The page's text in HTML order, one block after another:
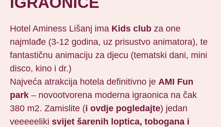
Hotel Aminess Lišanj ima Kids club za one
najmlađe (3-12 godina, uz prisustvo animatora), te
fantastičnu animaciju za djecu (tematski dani, mini
disco, kino i dr.)
Najveća atrakcija hotela definitivno je AMI Fun
park – novootvorena moderna igraonica na čak
380 m2. Zamislite (i ovdje pogledajte) jedan
veeeeeliki svijet šarenih loptica, tobogana i